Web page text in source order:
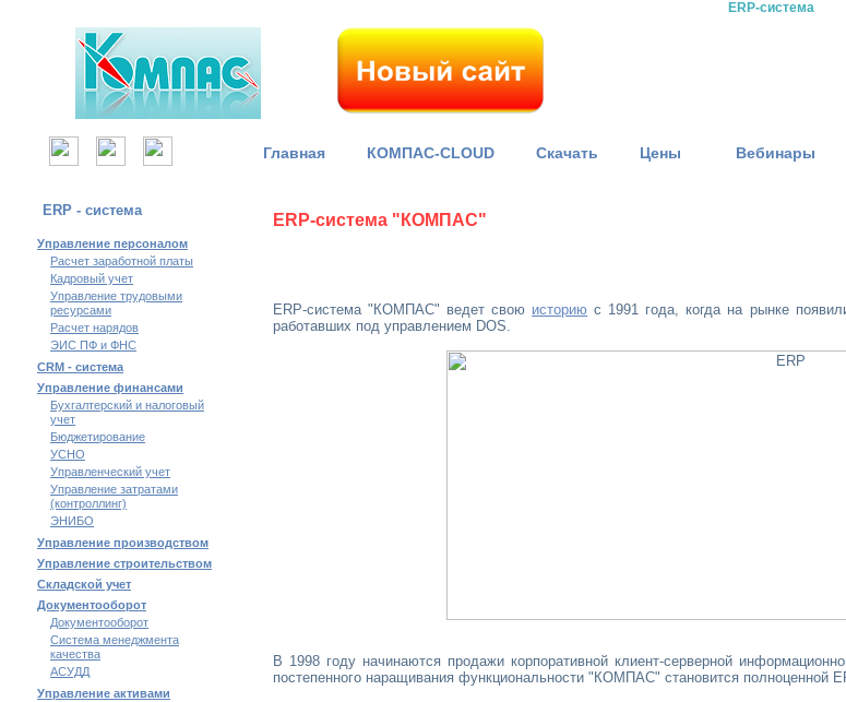
ERP-система
Главная КОМПАС-CLOUD Скачать Цены Вебинары
ERP - система
Управление персоналом
Расчет заработной платы
Кадровый учет
Управление трудовыми
ресурсами
Расчет нарядов
ЭИС ПФ и ФНС
CRM - система
Управление финансами
Бухгалтерский и налоговый
учет
Бюджетирование
УСНО
Управленческий учет
Управление затратами
(контроллинг)
ЭНИБО
Управление производством
Управление строительством
Складской учет
Документооборот
Документооборот
Система менеджмента
качества
АСУДД
Управление активами
ERP-система "КОМПАС"
ERP-система "КОМПАС" ведет свою историю с 1991 года, когда на рынке
работавших под управлением DOS.
В 1998 году начинаются продажи корпоративной клиент-серверной
постепенного наращивания функциональности "КОМПАС" становится полноценной